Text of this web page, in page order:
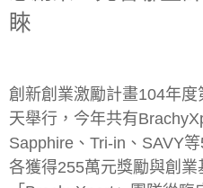
睞
創新創業激勵計畫104年
天舉行，今年共有
Sapphire、Tri-in、SAVY
各獲得255萬元獎勵與創業